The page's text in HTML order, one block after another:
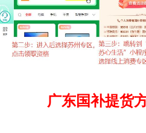
广东国补提货